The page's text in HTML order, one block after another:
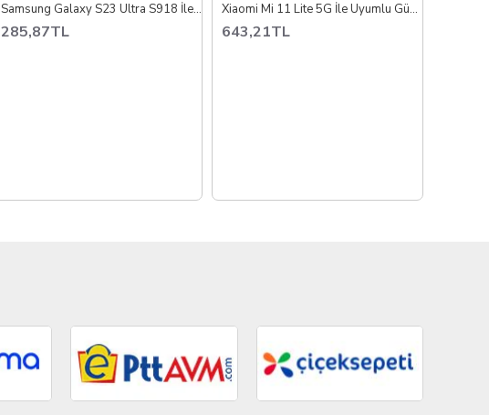
Samsung Galaxy S23 Ultra S918 İle Uyumlu Kamera Camı İthal Full Set
285,87TL
Xiaomi Mi 11 Lite 5G İle Uyumlu Güclendirilmis İthal Pil Batarya BP42
643,21TL